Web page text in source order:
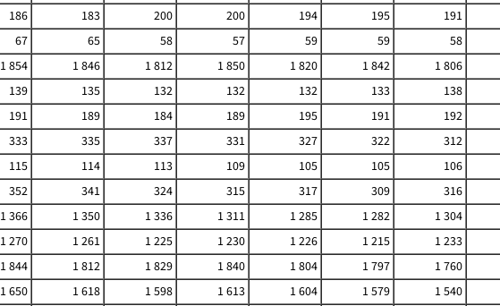
186 183 200 200 194 195
191
67 65 58 57 59 59
58
1 854 1 846 1 812 1 850 1 820 1 842
1 806
139 135 132 132 132 133
138
191 189 184 189 195 191
192
333 335 337 331 327 322
312
115 114 113 109 105 105
106
352 341 324 315 317 309
316
1 366 1 350 1 336 1 311 1 285 1 282
1 304
1 270 1 261 1 225 1 230 1 226 1 215
1 233
1 844 1 812 1 829 1 840 1 804 1 797
1 760
1 650 1 618 1 598 1 613 1 604 1 579
1 540